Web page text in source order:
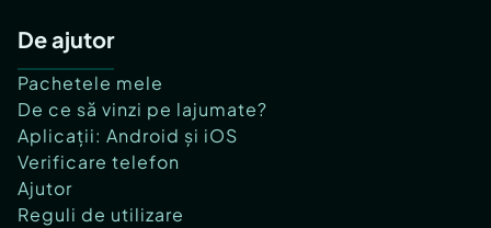
De ajutor
Pachetele mele
De ce să vinzi pe lajumate?
Aplicații: Android și iOS
Verificare telefon
Ajutor
Reguli de utilizare